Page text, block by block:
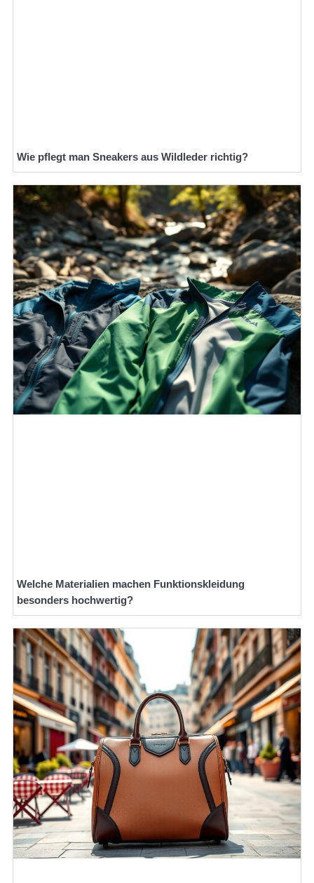
Wie pflegt man Sneakers aus Wildleder richtig?
Welche Materialien machen Funktionskleidung
besonders hochwertig?